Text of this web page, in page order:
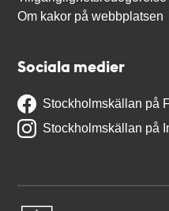
Om kakor på webbplatsen
Sociala medier
Stockholmskällan på
Stockholmskällan på